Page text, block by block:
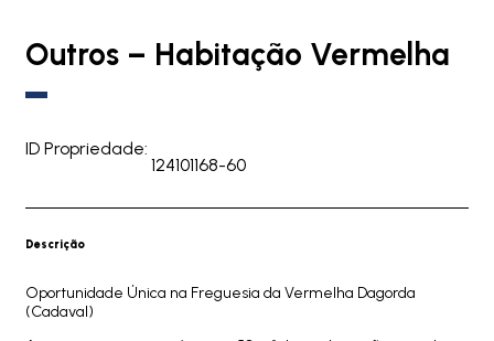
Outros – Habitação Vermelha
ID Propriedade:
124101168-60
Descrição
Oportunidade Única na Freguesia da Vermelha Dagorda
(Cadaval)